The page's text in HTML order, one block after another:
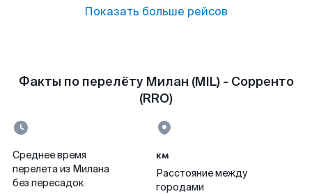
Показать больше рейсов
Факты по перелёту Милан (MIL) - Сорренто
(RRO)
Среднее время
перелета из Милана
без пересадок
км
Расстояние между
городами